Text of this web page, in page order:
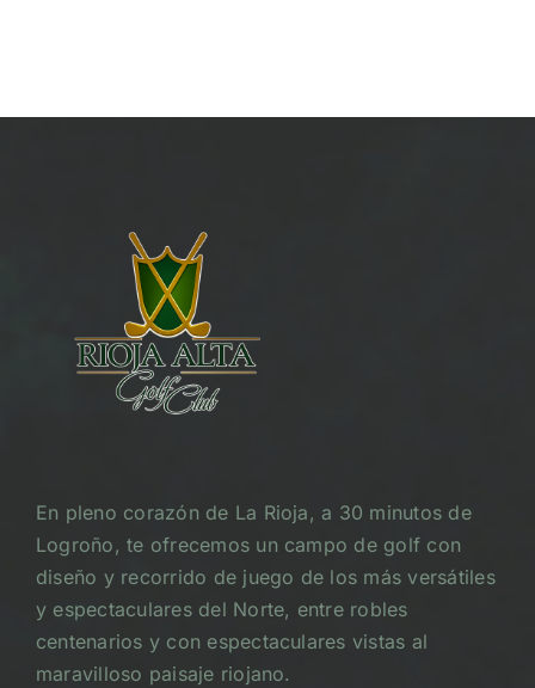
En pleno corazón de La Rioja, a 30 minutos de
Logroño, te ofrecemos un campo de golf con
diseño y recorrido de juego de los más versátiles
y espectaculares del Norte, entre robles
centenarios y con espectaculares vistas al
maravilloso paisaje riojano.